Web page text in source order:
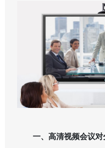
一、高清视频会议对